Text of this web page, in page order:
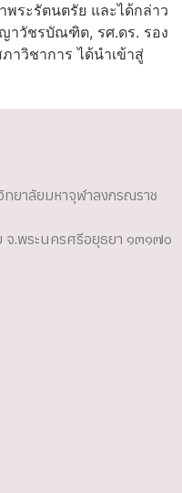
ระรัตนตรัย และได้กล่าว
าวัชรบัณฑิต, รศ.ดร. รอง
าวิชาการ ได้นำเข้าสู่
ทยาลัยมหาจุฬาลงกรณราช
จ.พระนครศรีอยุธยา ๑๓๑๗๐